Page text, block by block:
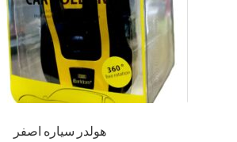
هولدر سياره اصفر